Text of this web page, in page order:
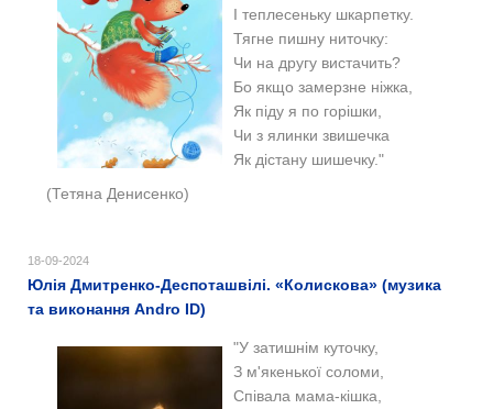
І теплесеньку шкарпетку.
Тягне пишну ниточку:
Чи на другу вистачить?
Бо якщо замерзне ніжка,
Як піду я по горішки,
Чи з ялинки звишечка
Як дістану шишечку."
(Тетяна Денисенко)
18-09-2024
Юлія Дмитренко-Деспоташвілі. «Колискова» (музика
та виконання Andro ID)
"У затишнім куточку,
З м'якенької соломи,
Співала мама-кішка,